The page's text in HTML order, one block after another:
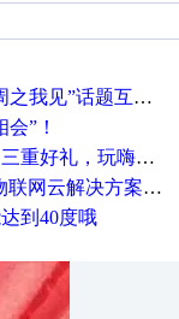
互动获奖名单发布公告
”！
好礼，玩嗨夏日！
解决方案实践及应用
到40度哦